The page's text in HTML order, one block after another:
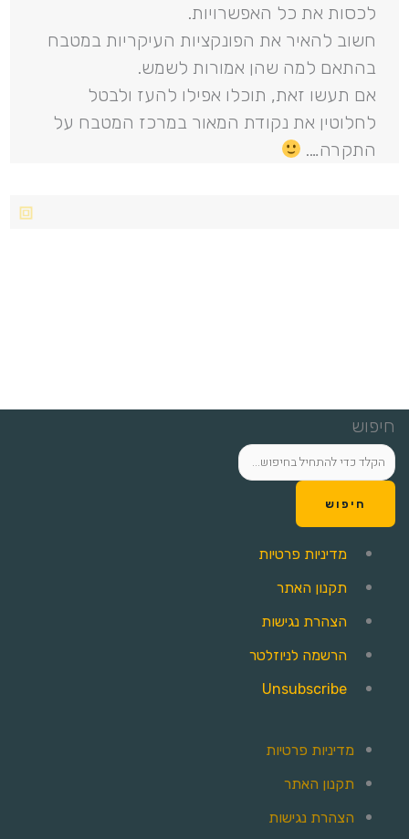
לכסות את כל האפשרויות.
חשוב להאיר את הפונקציות העיקריות במטבח
בהתאם למה שהן אמורות לשמש.
אם תעשו זאת, תוכלו אפילו להעז ולבטל
לחלוטין את נקודת המאור במרכז המטבח על
התקרה….
חיפוש
חיפוש
מדיניות פרטיות
תקנון האתר
הצהרת נגישות
הרשמה לניוזלטר
Unsubscribe
מדיניות פרטיות
תקנון האתר
הצהרת נגישות